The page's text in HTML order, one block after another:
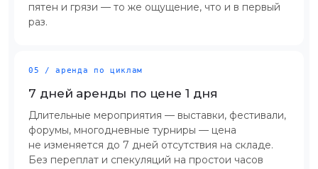
пятен и грязи — то же ощущение, что и в первый
раз.
05 / аренда по циклам
7 дней аренды по цене 1 дня
Длительные мероприятия — выставки, фестивали,
форумы, многодневные турниры — цена
не изменяется до 7 дней отсутствия на складе.
Без переплат и спекуляций на простои часов